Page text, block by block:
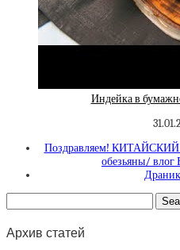
Индейка в
Поздравляем!
обезьяны/
Архив статей